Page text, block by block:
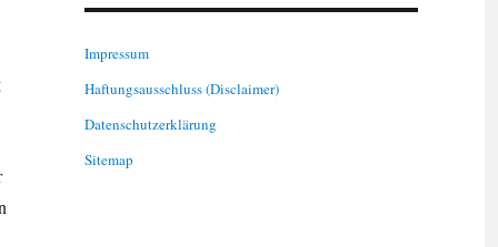
Impressum
Haftungsausschluss (Disclaimer)
Datenschutzerklärung
Sitemap